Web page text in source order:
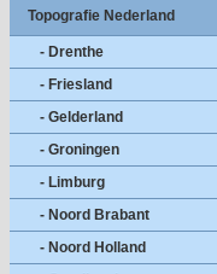
Topografie Nederland
- Drenthe
- Friesland
- Gelderland
- Groningen
- Limburg
- Noord Brabant
- Noord Holland